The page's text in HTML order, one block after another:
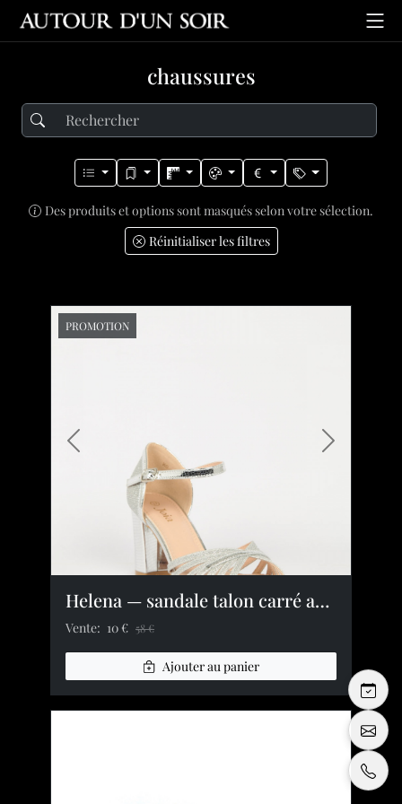
chaussures
Des produits et options sont masqués selon votre sélection.
Réinitialiser les filtres
PROMOTION
Image précédente Image
Helena — sandale talon carré argentée paillettes talon 8 cm plateforme 1 cm
Vente: 10 € 58 €
Ajouter au panier